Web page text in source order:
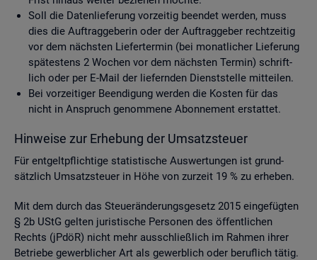
Soll die Da­ten­lie­fe­rung vor­zei­tig be­en­det wer­den, muss
dies die Auf­trag­ge­be­rin oder der Auf­trag­ge­ber recht­zei­tig
vor dem nächs­ten Lie­fer­ter­min (bei mo­nat­li­cher Lie­fe­rung
spä­tes­tens 2 Wo­chen vor dem nächs­ten Ter­min) schrift­
lich oder per E-Mail der lie­fern­den Dienst­stel­le mit­tei­len.
Bei vor­zei­ti­ger Be­en­di­gung wer­den die Kos­ten für das
nicht in An­spruch ge­nom­me­ne Abon­ne­ment er­stat­tet.
Hin­wei­se zur Er­he­bung der Um­satz­steu­er
Für ent­gelt­pflich­ti­ge sta­tis­ti­sche Aus­wer­tun­gen ist grund­
sätz­lich Um­satz­steu­er in Höhe von zur­zeit 19 % zu er­he­ben.
Mit dem durch das Steu­er­än­de­rungs­ge­setz 2015 ein­ge­füg­ten
§ 2b UStG gel­ten ju­ris­ti­sche Per­so­nen des öf­fent­li­chen
Rechts (jPdöR) nicht mehr aus­schlie­ß­lich im Rah­men ihrer
Be­trie­be ge­werb­li­cher Art als ge­werb­lich oder be­ruf­lich tätig.